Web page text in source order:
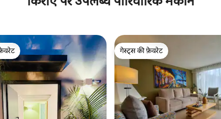
गेस्ट्स की फ़ेवरेट
गेस्ट्स की फ़ेवरेट